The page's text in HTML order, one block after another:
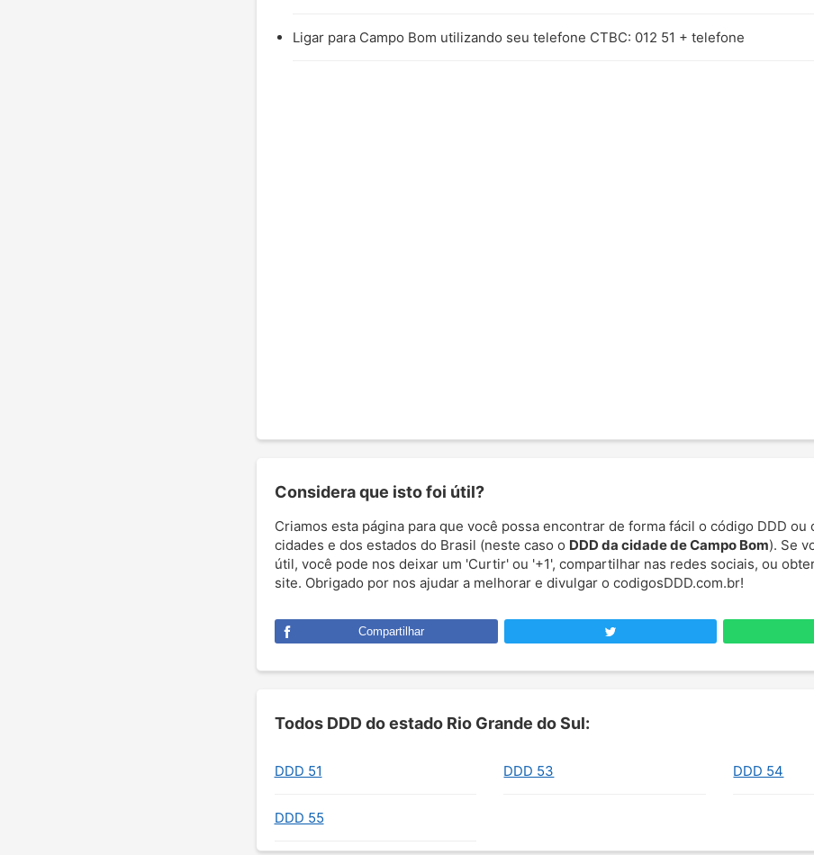
Ligar para Campo Bom utilizando seu telefone CTBC: 012 51 + telefone
Considera que isto foi útil?
Criamos esta página para que você possa encontrar de forma fácil o código DDD ou
cidades e dos estados do Brasil (neste caso o DDD da cidade de Campo Bom). Se
útil, você pode nos deixar um 'Curtir' ou '+1', compartilhar nas redes sociais, ou
site. Obrigado por nos ajudar a melhorar e divulgar o codigosDDD.com.br!
Compartilhar
Todos DDD do estado Rio Grande do Sul:
DDD 51 DDD 53 DDD 54
DDD 55